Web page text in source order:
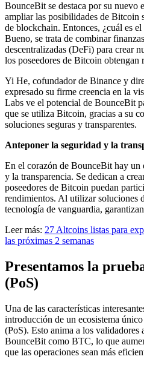
BounceBit se destaca por su nuevo
ampliar las posibilidades de Bitcoin
de blockchain. Entonces, ¿cuál es
Bueno, se trata de combinar
descentralizadas (DeFi) para crear
los poseedores de Bitcoin obtengan
Yi He, cofundador de Binance y
expresado su firme creencia en la
Labs ve el potencial de BounceBit
que se utiliza Bitcoin, gracias a su
soluciones seguras y transparentes.
Anteponer la seguridad y la
En el corazón de BounceBit hay un
y la transparencia. Se dedican a
poseedores de Bitcoin puedan
rendimientos. Al utilizar soluciones
tecnología de vanguardia,
Leer más: 27 Altcoins listas para
las próximas 2 semanas
Presentamos la
(PoS)
Una de las características
introducción de un ecosistema
(PoS). Esto anima a los validadores
BounceBit como BTC, lo que
que las operaciones sean más